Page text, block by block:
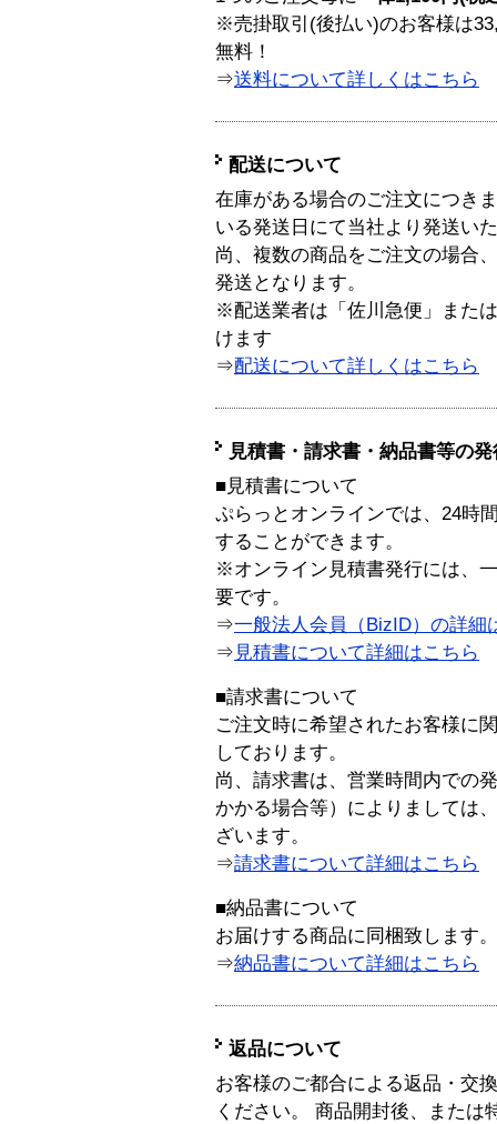
※売掛取引(後払い)のお客様は
無料！
⇒送料について詳しくはこちら
配送について
在庫がある場合のご注文につき
いる発送日にて当社より発送い
尚、複数の商品をご注文の場合
発送となります。
※配送業者は「佐川急便」また
けます
⇒配送について詳しくはこちら
見積書・請求書・納品書等の
■見積書について
ぷらっとオンラインでは、24時
することができます。
※オンライン見積書発行には、
要です。
⇒一般法人会員（BizID）の詳細
⇒ 見積書について詳細はこちら
■請求書について
ご注文時に希望されたお客様に
しております。
尚、請求書は、営業時間内での
かかる場合等）によりましては
ざいます。
⇒請求書について詳細はこちら
■納品書について
お届けする商品に同梱致します。
⇒納品書について詳細はこちら
返品について
お客様のご都合による返品・交
ください。 商品開封後、または